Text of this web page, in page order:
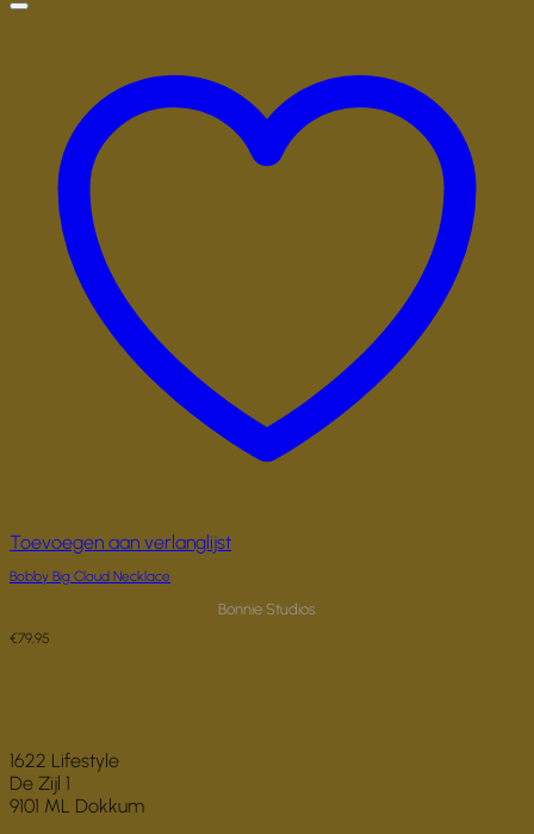
Toevoegen aan verlanglijst
Bobby Big Cloud Necklace
Bonnie Studios
€79,95
1622 Lifestyle
De Zijl 1
9101 ML Dokkum